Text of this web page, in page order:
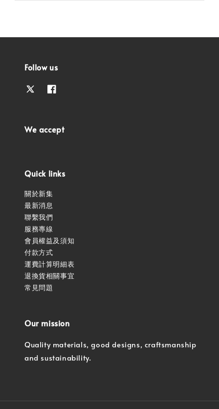
Follow us
We accept
Quick links
關於新集
最新消息
聯繫我們
服務專線
會員權益及須知
付款方式
運費計算明細表
退換貨相關事宜
常見問題
Our mission
Quality materials, good designs, craftsmanship
and sustainability.